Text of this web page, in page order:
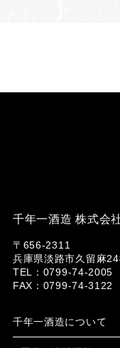
千年一酒造 株式会
〒656-2311
兵庫県淡路市久留麻
TEL：0799-74-2005
FAX：0799-74-3122
千年一酒造について